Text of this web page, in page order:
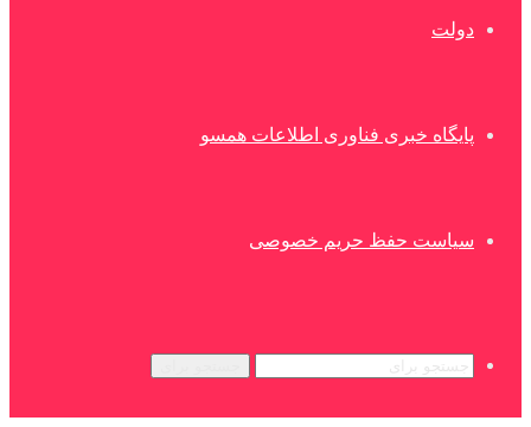
دولت
پایگاه خبری فناوری اطلاعات همسو
سیاست حفظ حریم خصوصی